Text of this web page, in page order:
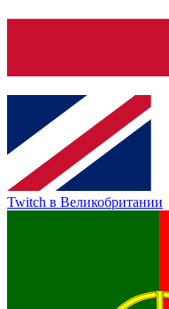
Twitch в Великобритании